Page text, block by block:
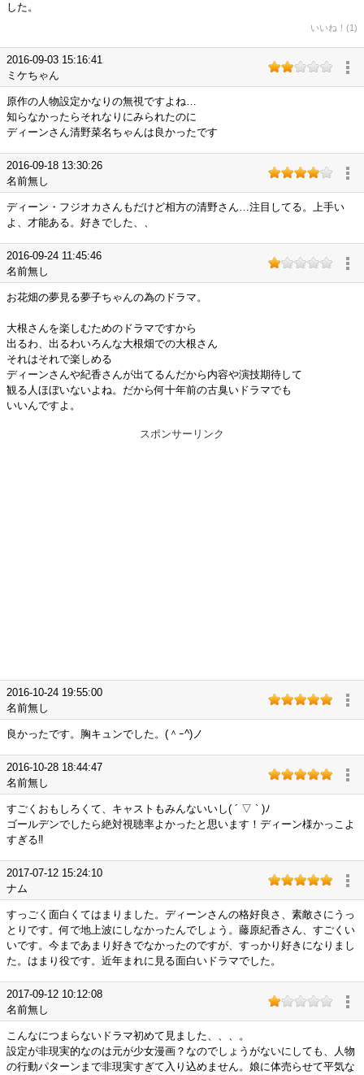
した。
いいね！(1)
2016-09-03 15:16:41
ミケちゃん
原作の人物設定かなりの無視ですよね…
知らなかったらそれなりにみられたのに
ディーンさん清野菜名ちゃんは良かったです
2016-09-18 13:30:26
名前無し
ディーン・フジオカさんもだけど相方の清野さん…注目してる。上手い
よ、才能ある。好きでした、、
2016-09-24 11:45:46
名前無し
お花畑の夢見る夢子ちゃんの為のドラマ。
大根さんを楽しむためのドラマですから
出るわ、出るわいろんな大根畑での大根さん
それはそれで楽しめる
ディーンさんや紀香さんが出てるんだから内容や演技期待して
観る人ほぼいないよね。だから何十年前の古臭いドラマでも
いいんですよ。
スポンサーリンク
2016-10-24 19:55:00
名前無し
良かったです。胸キュンでした。(＾ｰ^)ノ
2016-10-28 18:44:47
名前無し
すごくおもしろくて、キャストもみんないいし( ´ ▽ ` )ﾉ
ゴールデンでしたら絶対視聴率よかったと思います！ディーン様かっこよ
すぎる‼︎
2017-07-12 15:24:10
ナム
すっごく面白くてはまりました。ディーンさんの格好良さ、素敵さにうっ
とりです。何で地上波にしなかったんでしょう。藤原紀香さん、すごくい
いです。今まであまり好きでなかったのですが、すっかり好きになりまし
た。はまり役です。近年まれに見る面白いドラマでした。
2017-09-12 10:12:08
名前無し
こんなにつまらないドラマ初めて見ました、、、。
設定が非現実的なのは元が少女漫画？なのでしょうがないにしても、人物
の行動パターンまで非現実すぎて入り込めません。娘に体売らせて平気な